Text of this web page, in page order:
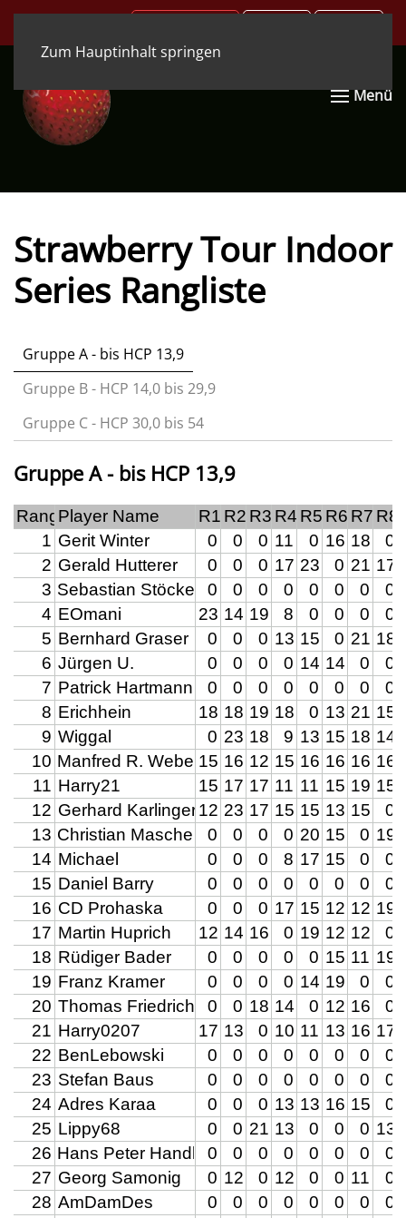
Zum Hauptinhalt springen
Menü
Strawberry Tour Indoor
Series Rangliste
Gruppe A - bis HCP 13,9
Gruppe B - HCP 14,0 bis 29,9
Gruppe C - HCP 30,0 bis 54
Gruppe A - bis HCP 13,9